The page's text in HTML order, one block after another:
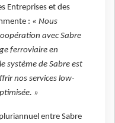
Entreprises et des
: « Nous
avec Sabre
ferroviaire en
système de Sabre est
nos services low-
»
entre Sabre